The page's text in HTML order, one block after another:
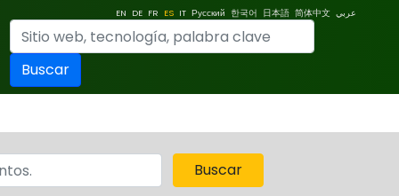
EN DE FR ES IT Русский 한국어 日本語 简体中文 عربي
Buscar
Buscar